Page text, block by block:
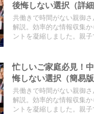
後悔しない選択（詳
共働きで時間がない親御
解説。効率的な情報収集
ントを凝縮しました。親
忙しいご家庭必見！
悔しない選択（簡易
共働きで時間がない親御
解説。効率的な情報収集
ントを凝縮しました。親